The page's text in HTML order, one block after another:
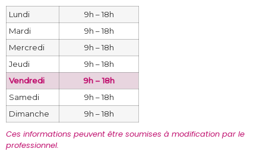
Lundi
9h – 18h
Mardi
9h – 18h
Mercredi
9h – 18h
Jeudi
9h – 18h
Vendredi
9h – 18h
Samedi
9h – 18h
Dimanche
9h – 18h
Ces informations peuvent être soumises à modification par le
professionnel.